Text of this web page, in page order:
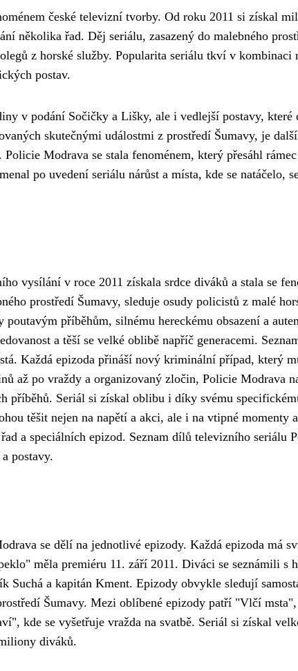
české televizní tvorby. Od roku 2011 si získal
několika řad. Děj seriálu, zasazený do malebného
z horské služby. Popularita seriálu tkví v kombinaci
postav.
v podání Sočičky a Lišky, ale i vedlejší postavy, které
skutečnými událostmi z prostředí Šumavy, je
Modrava se stala fenoménem, který přesáhl
po uvedení seriálu nárůst a místa, kde se natáčelo,
vysílání v roce 2011 získala srdce diváků a stala se
prostředí Šumavy, sleduje osudy policistů z malé
příběhům, silnému hereckému obsazení a
a těší se velké oblibě napříč generacemi.
Každá epizoda přináší nový kriminální případ, který
až po vraždy a organizovaný zločin, Policie Modrava
příběhů. Seriál si získal oblibu i díky svému
těšit nejen na napětí a akci, ale i na vtipné momenty
a speciálních epizod. Seznam dílů televizního seriálu
postavy.
se dělí na jednotlivé epizody. Každá epizoda má
měla premiéru 11. září 2011. Diváci se seznámili s
Suchá a kapitán Kment. Epizody obvykle sledují
Šumavy. Mezi oblíbené epizody patří "Vlčí msta",
kde se vyšetřuje vražda na svatbě. Seriál si získal
diváků.